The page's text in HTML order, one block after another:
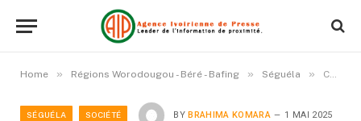
Home » Régions Worodougou - Béré - Bafing » Séguéla » Côte d’Ivoire-AIP/ Festival de la cuisine ivoirienne : Deux représentantes du Worodougou sélectionnées pour la finale
SÉGUÉLA SOCIÉTÉ BY BRAHIMA KOMARA 1 MAI 2025